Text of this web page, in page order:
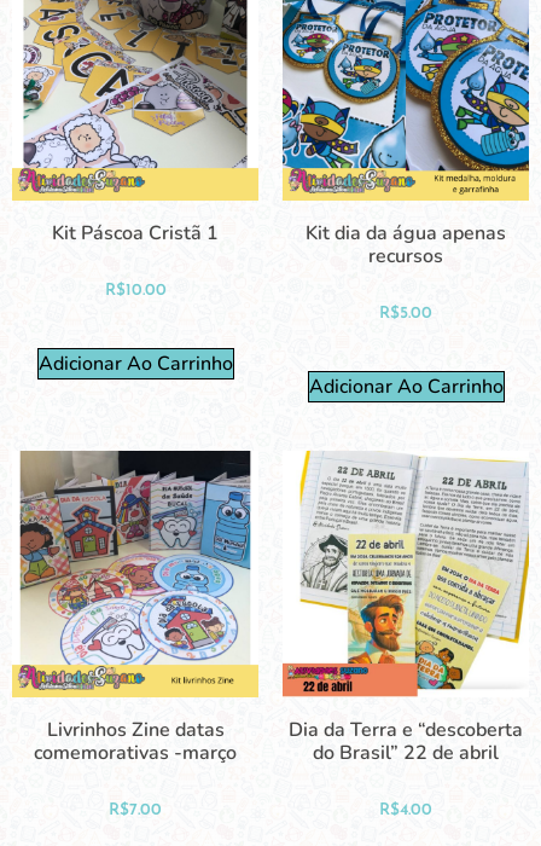
Kit Páscoa Cristã 1
R$10.00
Adicionar Ao Carrinho
Kit dia da água apenas
recursos
R$5.00
Adicionar Ao Carrinho
Livrinhos Zine datas
comemorativas -março
R$7.00
Dia da Terra e “descoberta
do Brasil” 22 de abril
R$4.00